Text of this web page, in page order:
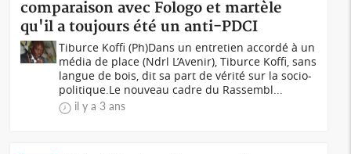
comparaison avec Fologo et martèle
qu'il a toujours été un anti-PDCI
Tiburce Koffi (Ph)Dans un entretien accordé à un
média de place (Ndrl L’Avenir), Tiburce Koffi, sans
langue de bois, dit sa part de vérité sur la socio-
politique.Le nouveau cadre du Rassembl...
il y a 3 ans